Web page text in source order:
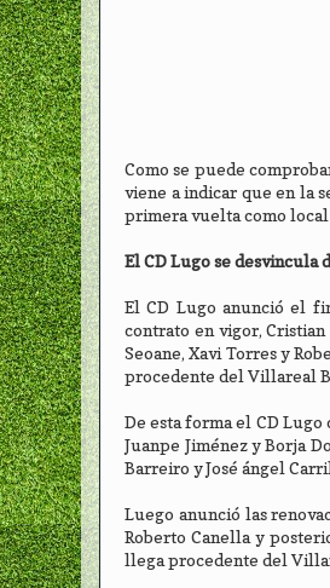
Como se puede
viene a indicar que en la
primera vuelta como local
El CD Lugo se desvincula
El CD Lugo anunció el
contrato en vigor, Cristian
Seoane, Xavi Torres y
procedente del Villareal
De esta forma el CD Lugo
Juanpe Jiménez y Borja
Barreiro y José ángel
Luego anunció las
Roberto Canella y
llega procedente del